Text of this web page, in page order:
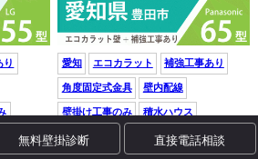
り 愛知 エコカラット 補強工事あり
角度固定式金具 壁内配線
壁掛け工事のみ 積水ハウス
無料壁掛診断 直接電話相談